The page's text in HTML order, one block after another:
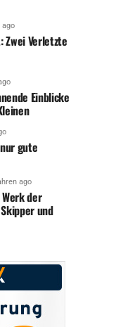
ago
Zwei Verletzte
Einblicke
gute
ago
Werk der
und